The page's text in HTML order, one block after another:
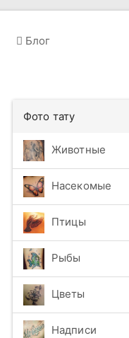
Блог
Фото тату
Животные
Насекомые
Птицы
Рыбы
Цветы
Надписи